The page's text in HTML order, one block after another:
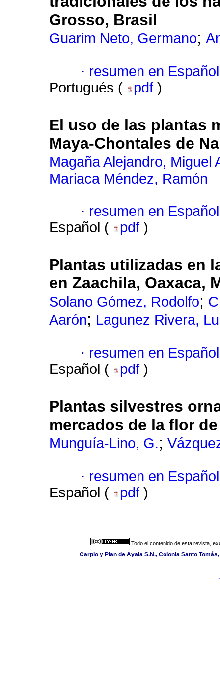
Grosso, Brasil
Guarim Neto, Germano;
· resumen en Español
Portugués (
pdf )
El uso de las plantas
Maya-Chontales de
Magaña Alejandro, Miguel
Mariaca Méndez, Ramón
· resumen en Español
Español (
pdf )
Plantas utilizadas en
en Zaachila, Oaxaca,
Solano Gómez, Rodolfo;
Aarón; Lagunez Rivera,
· resumen en Español
Español (
pdf )
Plantas silvestres
mercados de la flor
Munguía-Lino, G.;
· resumen en Español
Español (
pdf )
Todo el contenido de esta revista,
Carpio y Plan de Ayala S.N., Colonia Santo